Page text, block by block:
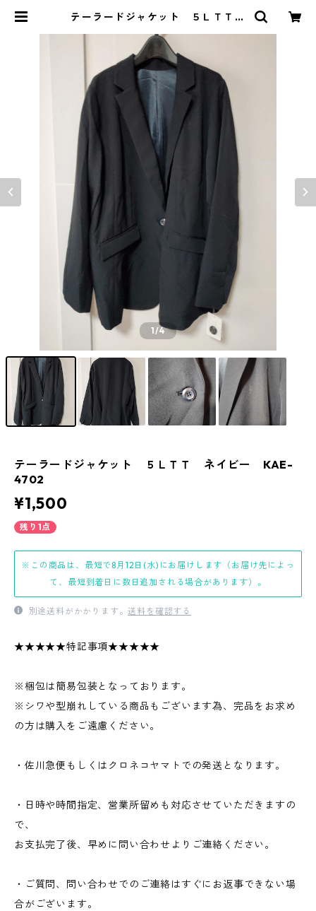
テーラードジャケット ５ＬＴＴ
PRODUCE
1/4
テーラードジャケット ５ＬＴＴ ネイビー KAE-
4702
¥1,500
残り1点
※この商品は、最短で8月12日(水)にお届けします（お届け先によっ
て、最短到着日に数日追加される場合があります）。
別途送料がかかります。送料を確認する
★★★★★特記事項★★★★★
※梱包は簡易包装となっております。
※シワや型崩れしている商品もございます為、完品をお求め
の方は購入をご遠慮ください。
・佐川急便もしくはクロネコヤマトでの発送となります。
・日時や時間指定、営業所留めも対応させていただきますの
で、
お支払完了後、早めに問い合わせよりご連絡ください。
・ご質問、問い合わせでのご連絡はすぐにお返事できない場
合がございます。